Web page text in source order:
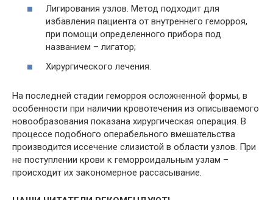
Лигирования узлов. Метод подходит для
избавления пациента от внутреннего геморроя,
при помощи определенного прибора под
названием – лигатор;
Хирургического лечения.
На последней стадии геморроя осложненной формы, в
особенности при наличии кровотечения из описываемого
новообразования показана хирургическая операция. В
процессе подобного операбельного вмешательства
производится иссечение слизистой в области узлов. При
не поступлении крови к геморроидальным узлам –
происходит их закономерное рассасывание.